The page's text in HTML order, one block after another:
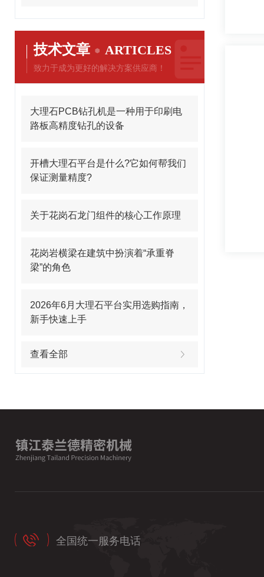
技术文章 ARTICLES
致力于成为更好的解决方案供应商！
大理石PCB钻孔机是一种用于印刷电
路板高精度钻孔的设备
开槽大理石平台是什么?它如何帮我们
保证测量精度?
关于花岗石龙门组件的核心工作原理
花岗岩横梁在建筑中扮演着“承重脊
梁”的角色
2026年6月大理石平台实用选购指南，
新手快速上手
查看全部
全国统一服务电话